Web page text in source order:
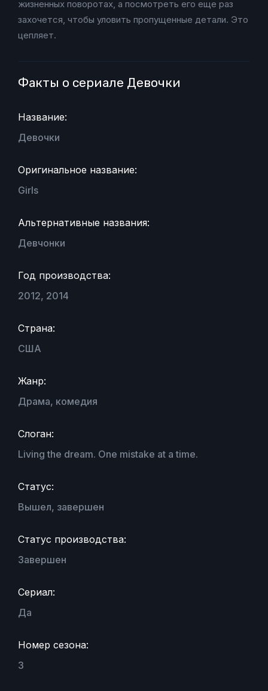
жизненных поворотах, а посмотреть его еще раз
захочется, чтобы уловить пропущенные детали. Это
цепляет.
Факты о сериале Девочки
Название:
Девочки
Оригинальное название:
Girls
Альтернативные названия:
Девчонки
Год производства:
2012, 2014
Страна:
США
Жанр:
Драма, комедия
Слоган:
Living the dream. One mistake at a time.
Статус:
Вышел, завершен
Статус производства:
Завершен
Сериал:
Да
Номер сезона:
3